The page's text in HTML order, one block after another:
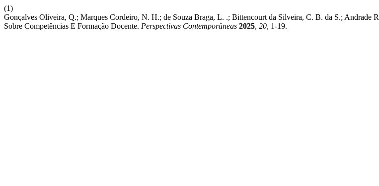
(1)
Gonçalves Oliveira, Q.; Marques Cordeiro, N. H.; de Souza Braga, L. .; Bittencourt da Silveira, C. B. da S.; Andrade
Sobre Competências E Formação Docente. Perspectivas Contemporâneas 2025, 20, 1-19.